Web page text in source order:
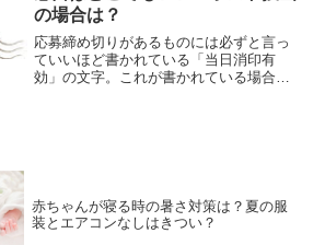
の場合は？
応募締め切りがあるものには必ずと言っ
ていいほど書かれている「当日消印有
効」の文字。これが書かれている場合そ
赤ちゃんが寝る時の暑さ対策は？夏の服
装とエアコンなしはきつい？